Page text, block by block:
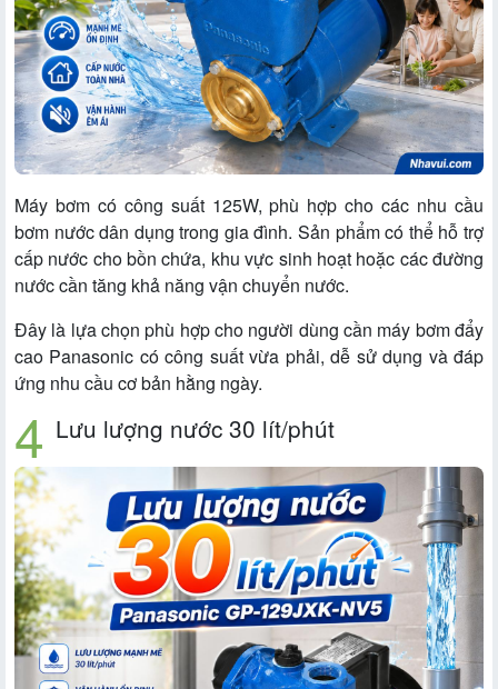
Máy bơm có công suất 125W, phù hợp cho các nhu cầu
bơm nước dân dụng trong gia đình. Sản phẩm có thể hỗ trợ
cấp nước cho bồn chứa, khu vực sinh hoạt hoặc các đường
nước cần tăng khả năng vận chuyển nước.
Đây là lựa chọn phù hợp cho người dùng cần máy bơm đẩy
cao Panasonic có công suất vừa phải, dễ sử dụng và đáp
ứng nhu cầu cơ bản hằng ngày.
Lưu lượng nước 30 lít/phút